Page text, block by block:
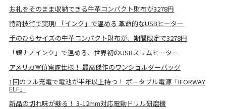
お札をそのまま収納できる牛革コンパクト財布が3278円
特許技術で実現! 「インク」で温める 革命的なUSBヒーター
手のひらサイズの牛革コンパクト財布が、期間限定で3278円
「銀ナノインク」で温める、世界初のUSBスリムヒーター
アメリカ軍偵察隊仕様！ 最高傑作のワンショルダーバッグ
1回のフル充電で電池が半年以上持つ！ ポータブル電源「IFORWAY
ELF」
新品の切れ味が蘇る！ 3-12mm対応電動ドリル研磨機